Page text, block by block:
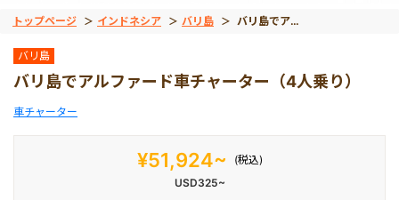
トップページ インドネシア バリ島 バリ島でアルファード車チャーター（4人乗り）
バリ島
バリ島でアルファード車チャーター（4人乗り）
車チャーター
¥51,924~
(税込)
USD325~
送迎
VIPアシスト
ーシア
ガポール
午後発半日観光
トレッキング
乗馬